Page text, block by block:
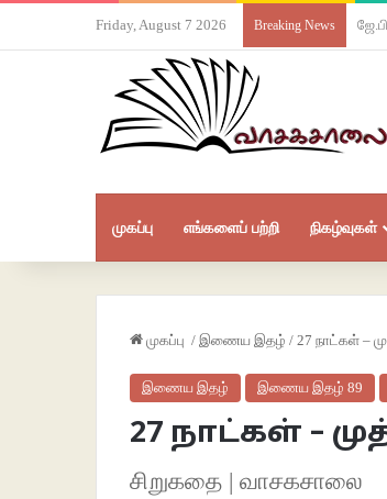
Friday, August 7 2026 Breaking News
முகப்பு எங்களைப் பற்றி நிகழ்வுகள்
முகப்பு / இணைய இதழ் / 27 நாட்கள் –
இணைய இதழ் இணைய இதழ் 89
27 நாட்கள் –
சிறுகதை | வாசகசாலை